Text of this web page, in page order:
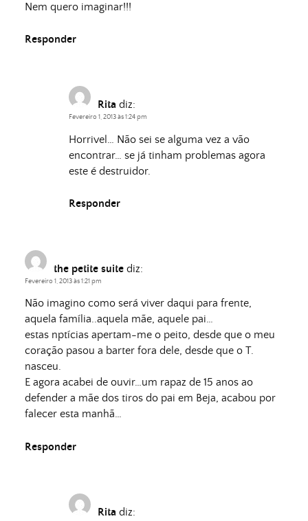
Nem quero imaginar!!!
Responder
Rita diz:
Fevereiro 1, 2013 às 1:24 pm
Horrivel… Não sei se alguma vez a vão
encontrar… se já tinham problemas agora
este é destruidor.
Responder
the petite suite diz:
Fevereiro 1, 2013 às 1:21 pm
Não imagino como será viver daqui para frente,
aquela família..aquela mãe, aquele pai…
estas nptícias apertam-me o peito, desde que o meu
coração pasou a barter fora dele, desde que o T.
nasceu.
E agora acabei de ouvir…um rapaz de 15 anos ao
defender a mãe dos tiros do pai em Beja, acabou por
falecer esta manhã…
Responder
Rita diz: